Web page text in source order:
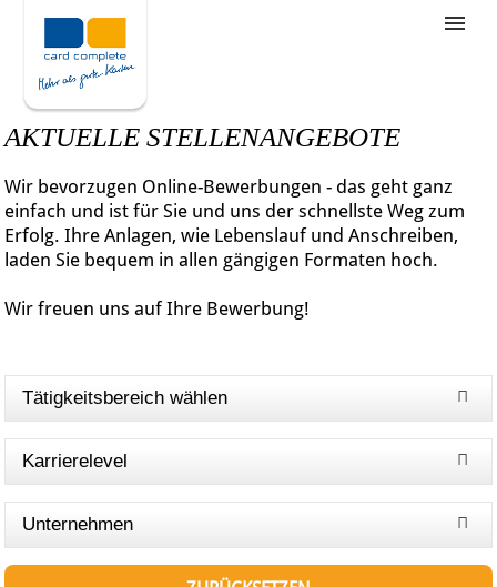
Stellenangebote
Unternehmensziele
Wie bewerbe ich mich
AKTUELLE STELLENANGEBOTE
Wir bevorzugen Online-Bewerbungen - das geht ganz
einfach und ist für Sie und uns der schnellste Weg zum
Erfolg. Ihre Anlagen, wie Lebenslauf und Anschreiben,
laden Sie bequem in allen gängigen Formaten hoch.
Wir freuen uns auf Ihre Bewerbung!
Tätigkeitsbereich wählen
Karrierelevel
Unternehmen